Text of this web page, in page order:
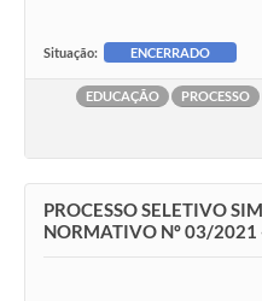
Situação: ENCERRADO
EDUCAÇÃO PROCESSO
PROCESSO SELETIVO
NORMATIVO Nº 03/2021